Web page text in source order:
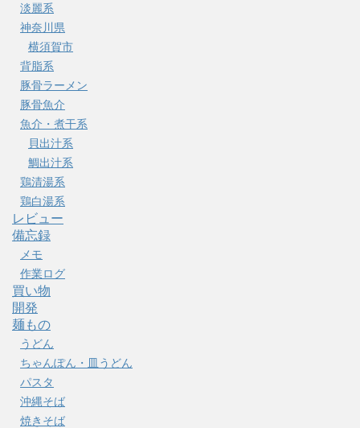
淡麗系
神奈川県
横須賀市
背脂系
豚骨ラーメン
豚骨魚介
魚介・煮干系
貝出汁系
鯛出汁系
鶏清湯系
鶏白湯系
レビュー
備忘録
メモ
作業ログ
買い物
開発
麺もの
うどん
ちゃんぽん・皿うどん
パスタ
沖縄そば
焼きそば